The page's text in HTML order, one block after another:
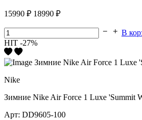
15990 ₽ 18990 ₽
В
HIT -27%
Nike
Зимние Nike Air Force 1 Luxe 'Summit
Арт: DD9605-100